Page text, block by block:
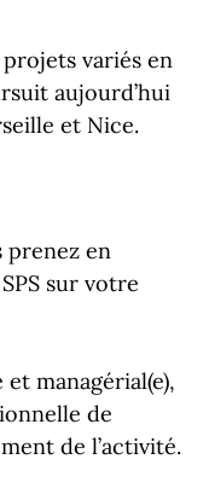
variés en
aujourd’hui
et Nice.
prenez en
sur votre
managérial(e),
de
de l’activité.